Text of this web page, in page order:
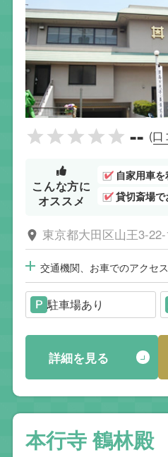
-- (口
こんな方に
オススメ
自家用車
貸切斎場
東京都大田区山王3-
交通機関、お車でのアクセ
駐車場あり
詳細を見る
本行寺 鶴林殿